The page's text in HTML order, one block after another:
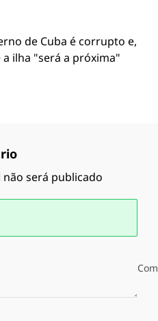
de Cuba é corrupto e,
ilha "será a próxima"
será publicado